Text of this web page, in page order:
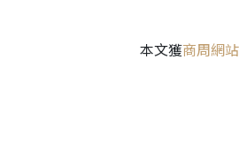
本文獲商周網站